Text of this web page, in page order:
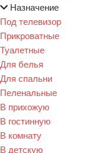
Назначение
Под телевизор
Прикроватные
Туалетные
Для белья
Для спальни
Пеленальные
В прихожую
В гостинную
В комнату
В детскую